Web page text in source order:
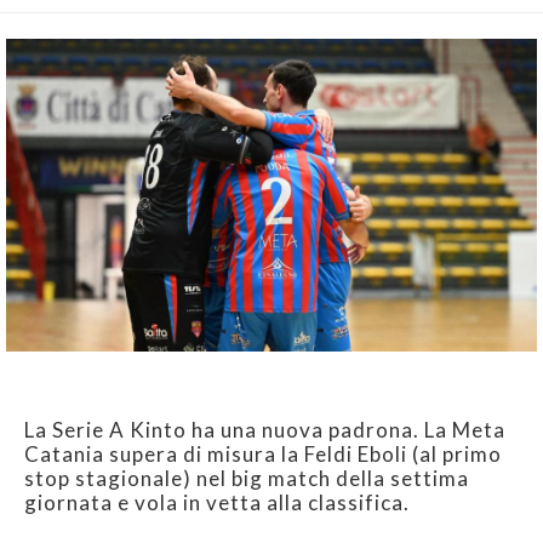
La Serie A Kinto ha una nuova padrona. La Meta
Catania supera di misura la Feldi Eboli (al primo
stop stagionale) nel big match della settima
giornata e vola in vetta alla classifica.